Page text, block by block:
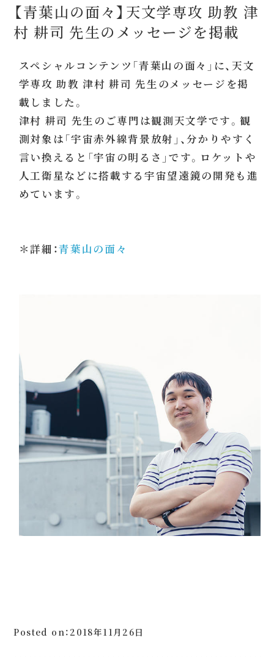
【青葉山の面々】天文学専攻 助教 津
村 耕司 先生のメッセージを掲載
スペシャルコンテンツ「青葉山の面々」に、天文
学専攻 助教 津村 耕司 先生のメッセージを掲
載しました。
津村 耕司 先生のご専門は観測天文学です。観
測対象は「宇宙赤外線背景放射」、分かりやすく
言い換えると「宇宙の明るさ」です。ロケットや
人工衛星などに搭載する宇宙望遠鏡の開発も進
めています。
＊詳細：青葉山の面々
Posted on：2018年11月26日